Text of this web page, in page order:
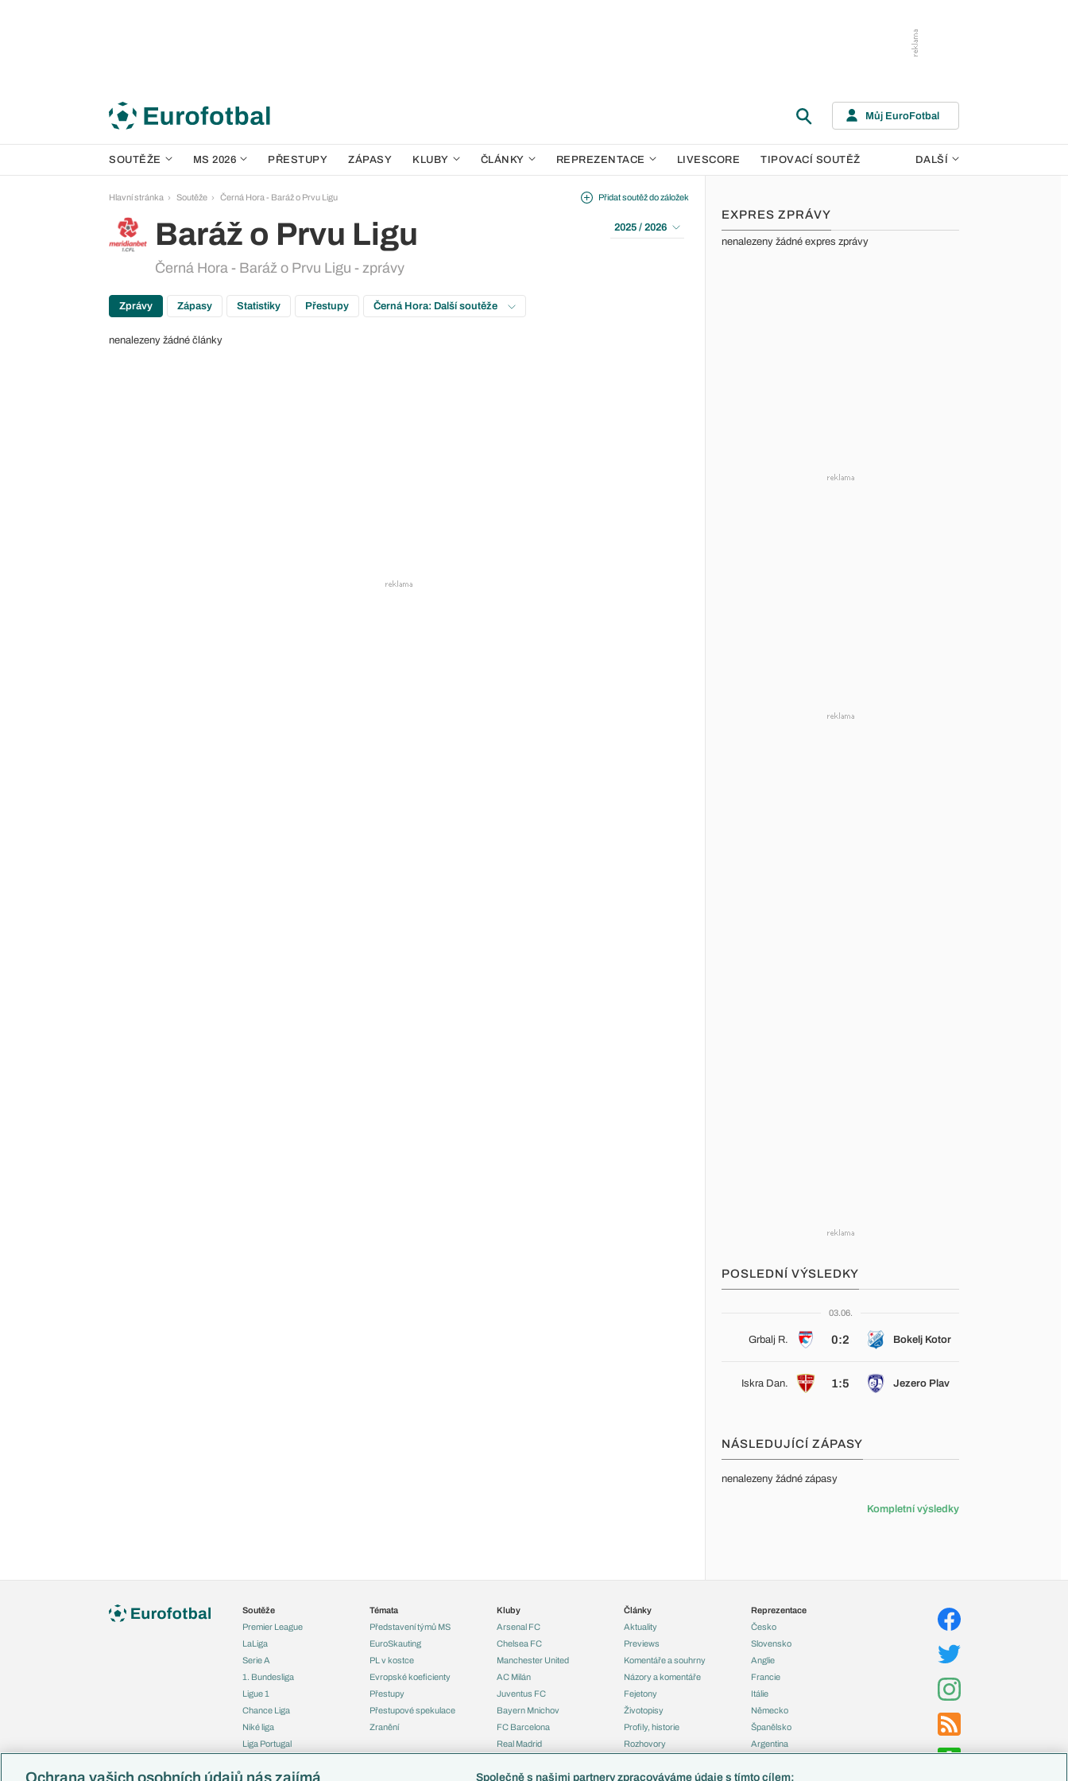
Můj EuroFotbal
SOUTĚŽE MS 2026 PŘESTUPY ZÁPASY KLUBY ČLÁNKY REPREZENTACE LIVESCORE TIPOVACÍ SOUTĚŽ DALŠÍ
Hlavní stránka Soutěže Černá Hora - Baráž o Prvu Ligu
Baráž o Prvu Ligu
Černá Hora - Baráž o Prvu Ligu - zprávy
Přidat soutěž do záložek
2025 / 2026
Zprávy Zápasy Statistiky Přestupy Černá Hora: Další soutěže
nenalezeny žádné články
EXPRES ZPRÁVY
nenalezeny žádné expres zprávy
POSLEDNÍ VÝSLEDKY
03.06.
Grbalj R. 0:2 Bokelj Kotor
Iskra Dan. 1:5 Jezero Plav
NÁSLEDUJÍCÍ ZÁPASY
nenalezeny žádné zápasy
Kompletní výsledky
Soutěže
Premier League
LaLiga
Serie A
1. Bundesliga
Ligue 1
Chance Liga
Niké liga
Liga Portugal
Liga mistrů
Témata
Představení týmů MS
EuroSkauting
PL v kostce
Evropské koeficienty
Přestupy
Přestupové spekulace
Zranění
Kluby
Arsenal FC
Chelsea FC
Manchester United
AC Milán
Juventus FC
Bayern Mnichov
FC Barcelona
Real Madrid
Články
Aktuality
Previews
Komentáře a souhrny
Názory a komentáře
Fejetony
Životopisy
Profily, historie
Rozhovory
Reprezentace
Česko
Slovensko
Anglie
Francie
Itálie
Německo
Španělsko
Argentina
Ochrana vašich osobních údajů nás zajímá Společně s našimi partnery zpracováváme údaje s tímto cílem: